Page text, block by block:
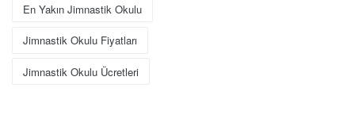
En Yakın Jimnastik Okulu
Jimnastik Okulu Fiyatları
Jimnastik Okulu Ücretleri